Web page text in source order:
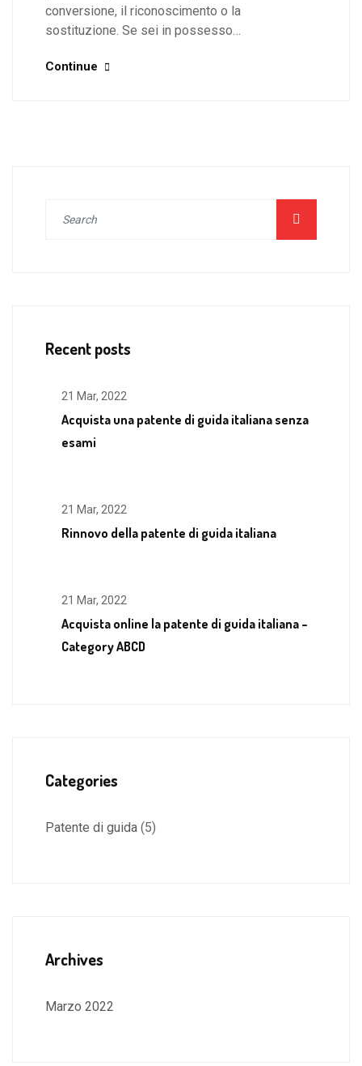
conversione, il riconoscimento o la
sostituzione. Se sei in possesso…
Continue
Recent posts
21 Mar, 2022
Acquista una patente di guida italiana senza
esami
21 Mar, 2022
Rinnovo della patente di guida italiana
21 Mar, 2022
Acquista online la patente di guida italiana –
Category ABCD
Categories
Patente di guida (5)
Archives
Marzo 2022